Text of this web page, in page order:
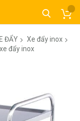
ĐẨY
Xe đẩy inox
đẩy inox